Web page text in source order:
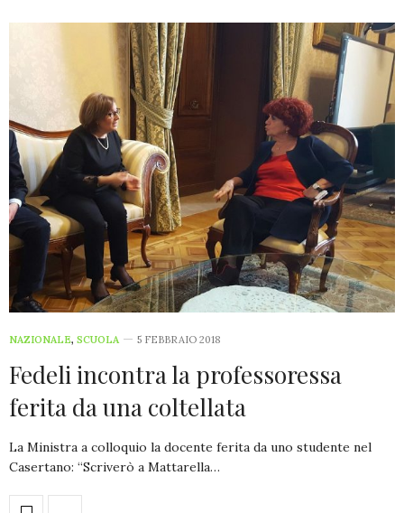
NAZIONALE, SCUOLA 5 FEBBRAIO 2018
Fedeli incontra la professoressa
ferita da una coltellata
La Ministra a colloquio la docente ferita da uno studente nel
Casertano: “Scriverò a Mattarella…